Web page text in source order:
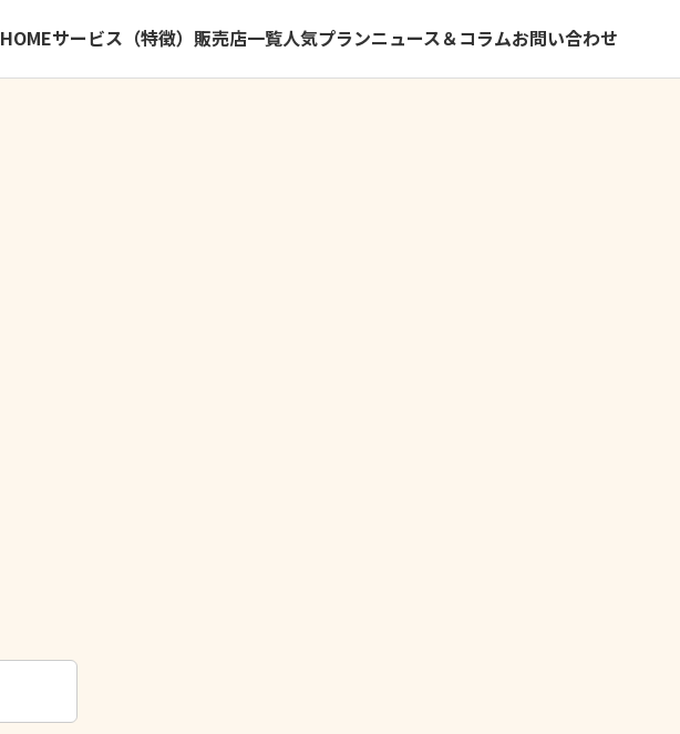
HOMEサービス（特徴） 販売店一覧人気プランニュース＆コラムお問い合わせ